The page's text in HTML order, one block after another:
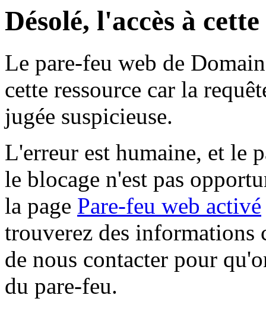
Désolé, l'accès à
Le pare-feu web de
cette ressource car la
jugée suspicieuse.
L'erreur est humaine, et le
le blocage n'est pas
la page Pare-feu web activé
trouverez des informations
de nous contacter pour
du pare-feu.